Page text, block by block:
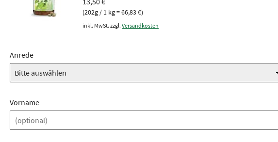
(202g / 1 kg = 66,83 €)
inkl. MwSt. zzgl. Versandkosten
Anrede
Vorname